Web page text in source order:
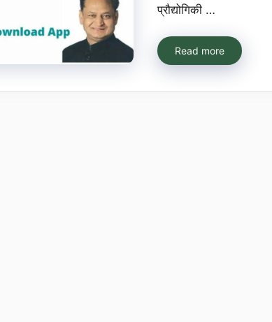
प्रौद्योगिकी …
Read more